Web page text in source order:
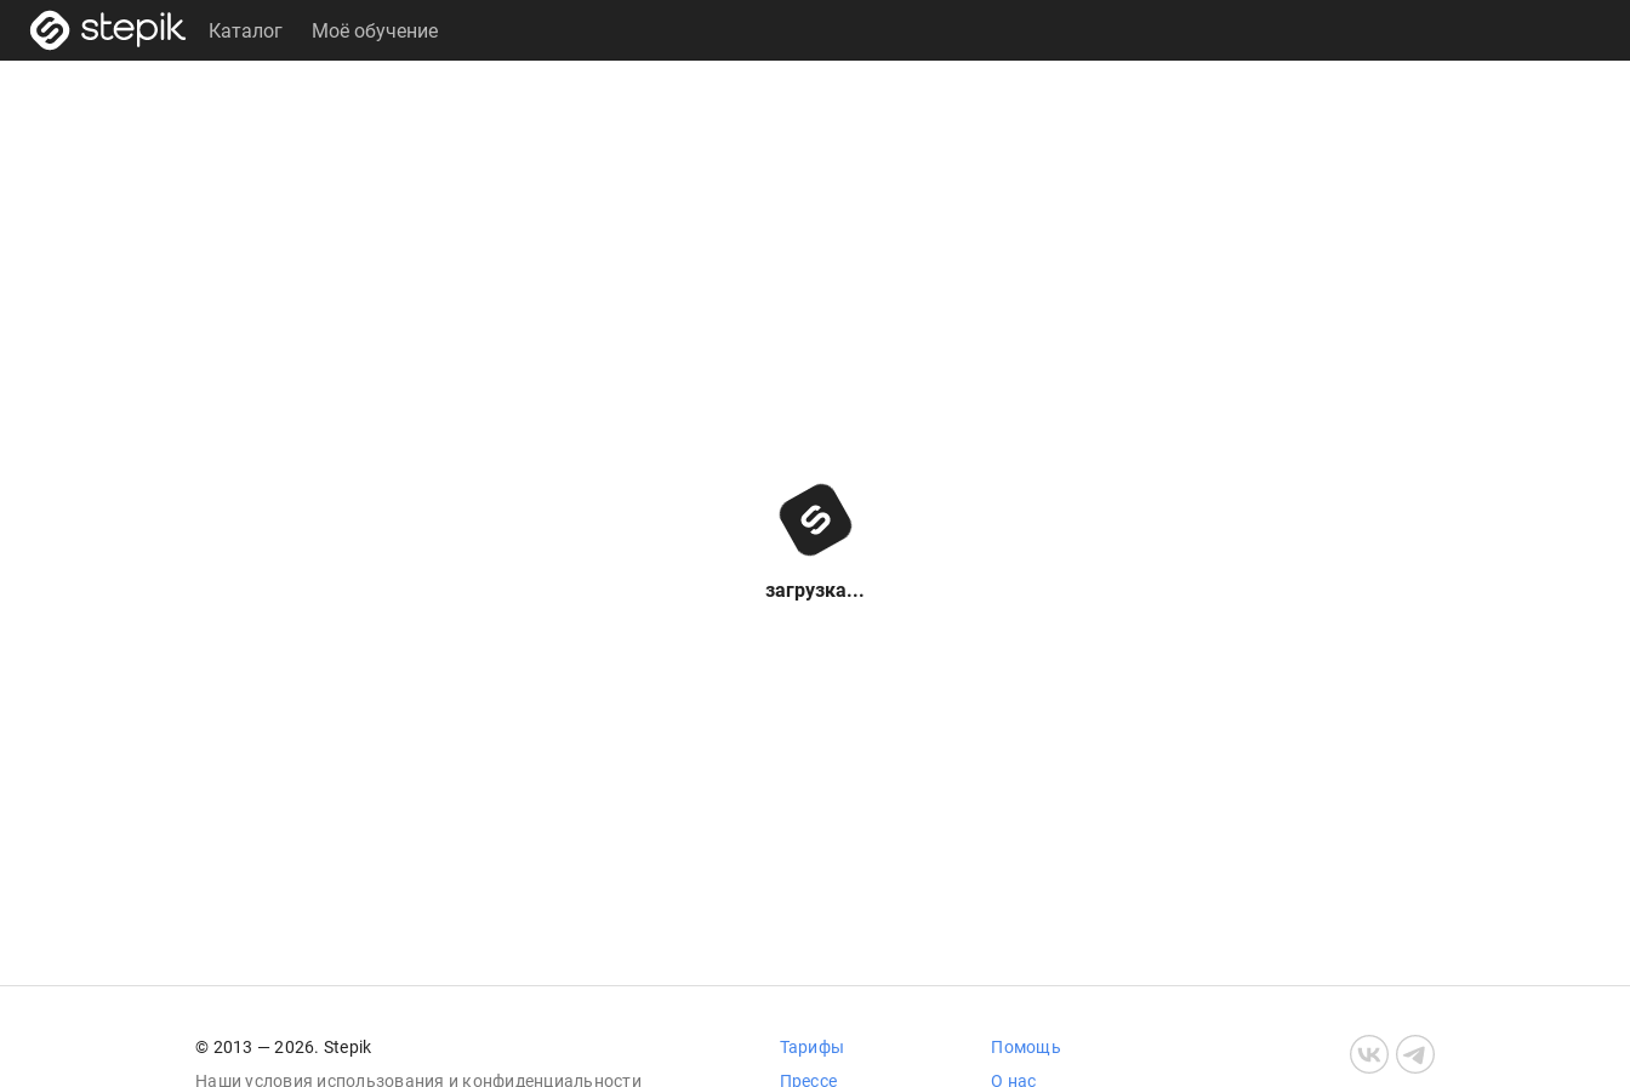
Каталог Моё обучение
загрузка...
© 2013 — 2026. Stepik
Наши условия использования и конфиденциальности
Тарифы
Прессе
Помощь
О нас